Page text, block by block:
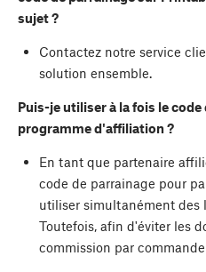
sujet ?
Contactez notre service
solution ensemble.
Puis-je utiliser à la fois le code
programme d'affiliation ?
En tant que partenaire
code de parrainage pour
utiliser simultanément des
Toutefois, afin d'éviter les
commission par commande